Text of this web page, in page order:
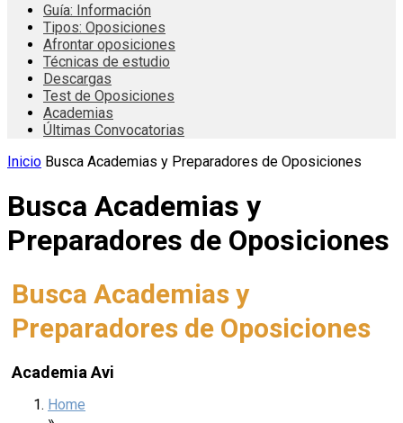
Guía: Información
Tipos: Oposiciones
Afrontar oposiciones
Técnicas de estudio
Descargas
Test de Oposiciones
Academias
Últimas Convocatorias
Inicio Busca Academias y Preparadores de Oposiciones
Busca Academias y
Preparadores de Oposiciones
Busca Academias y
Preparadores de Oposiciones
Academia Avi
Home